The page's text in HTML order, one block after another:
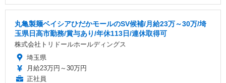
丸亀製麺ベイシアひだかモールのSV候補/月給23万～30万/埼
玉県日高市勤務/賞与あり/年休113日/連休取得可
株式会社トリドールホールディングス
埼玉県
月給23万円～30万円
正社員